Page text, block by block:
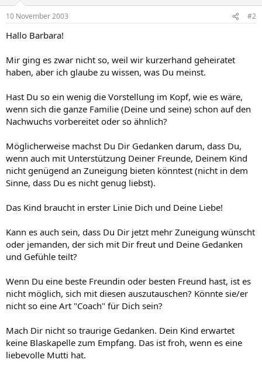
10 November 2003 #2
Hallo Barbara!
Mir ging es zwar nicht so, weil wir kurzerhand geheiratet
haben, aber ich glaube zu wissen, was Du meinst.
Hast Du so ein wenig die Vorstellung im Kopf, wie es wäre,
wenn sich die ganze Familie (Deine und seine) schon auf den
Nachwuchs vorbereitet oder so ähnlich?
Möglicherweise machst Du Dir Gedanken darum, dass Du,
wenn auch mit Unterstützung Deiner Freunde, Deinem Kind
nicht genügend an Zuneigung bieten könntest (nicht in dem
Sinne, dass Du es nicht genug liebst).
Das Kind braucht in erster Linie Dich und Deine Liebe!
Kann es auch sein, dass Du Dir jetzt mehr Zuneigung wünscht
oder jemanden, der sich mit Dir freut und Deine Gedanken
und Gefühle teilt?
Wenn Du eine beste Freundin oder besten Freund hast, ist es
nicht möglich, sich mit diesen auszutauschen? Könnte sie/er
nicht so eine Art "Coach" für Dich sein?
Mach Dir nicht so traurige Gedanken. Dein Kind erwartet
keine Blaskapelle zum Empfang. Das ist froh, wenn es eine
liebevolle Mutti hat.